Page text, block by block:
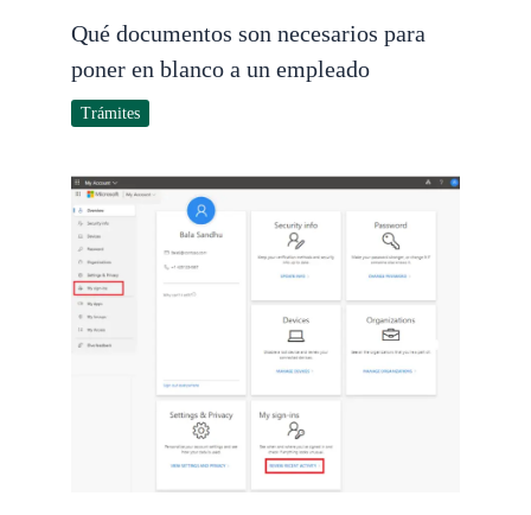
Qué documentos son necesarios para
poner en blanco a un empleado
Trámites